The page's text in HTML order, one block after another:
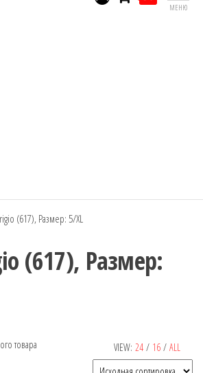
МЕНЮ
(617), Размер: 5/XL
(617), Размер:
продукт
VIEW: 24 / 16 / ALL
товара